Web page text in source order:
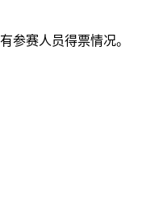
参赛人员得票情况。